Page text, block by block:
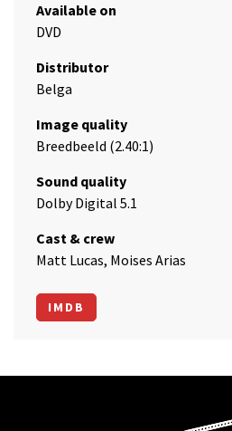
Available on
DVD
Distributor
Belga
Image quality
Breedbeeld (2.40:1)
Sound quality
Dolby Digital 5.1
Cast & crew
Matt Lucas, Moises Arias
IMDB